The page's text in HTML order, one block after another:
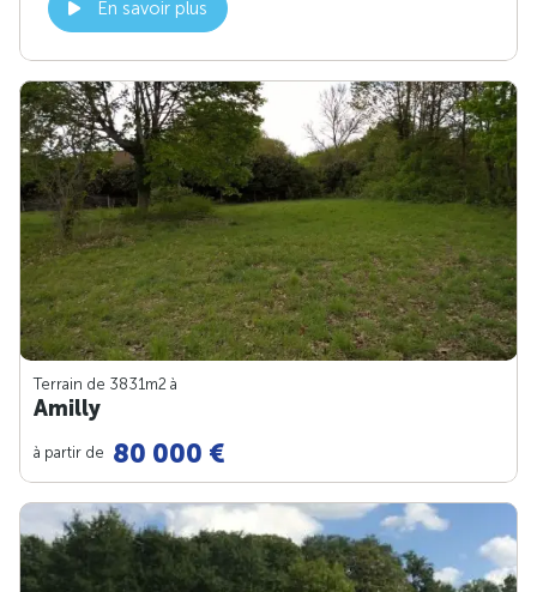
En savoir plus
Terrain de 3831m2 à
Amilly
à partir de 80 000 €